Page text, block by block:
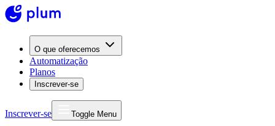
O que oferecemos
Automatização
Planos
Inscrever-se
Inscrever-se Toggle Menu